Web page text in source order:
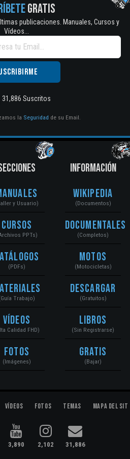
GRATIS
publicaciones. Manuales, Cursos y
Vídeos...
31,886 Suscritos
la Seguridad de su Email.
y Usuario)
Cursos
PPTs)
(PDFs)
Trabajo)
Vídeos
Calidad FHD)
Fotos
(Imágenes)
INFORMACIÓN
Wikipedia
(Documentos)
Documentales
(Completos)
Motos
(Motocicletas)
Descargar
(Gratuitos)
Libros
(Sin Registrarse)
Gratis
(Bajar)
Vídeos Fotos Temas Mapa del
3,890 2,102 31,886